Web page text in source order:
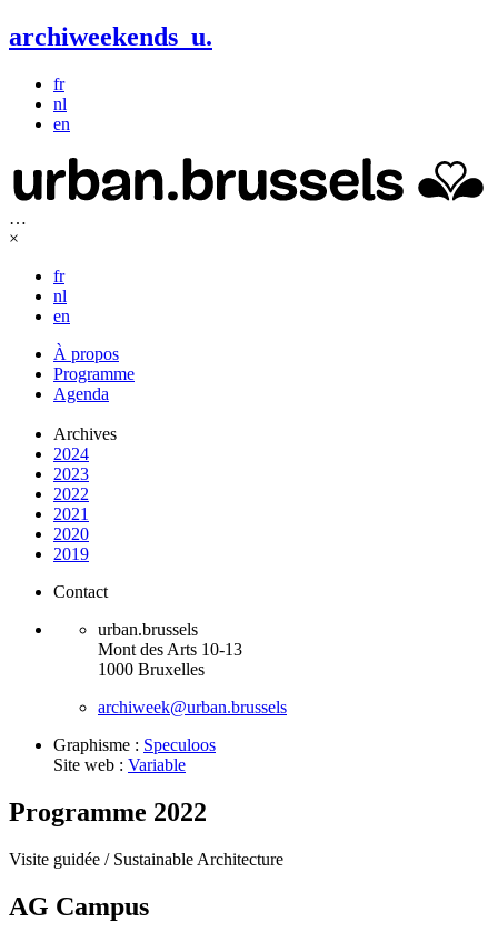
archiweekends u.
fr
nl
en
…
×
fr
nl
en
À propos
Programme
Agenda
Archives
2024
2023
2022
2021
2020
2019
Contact
urban.brussels
Mont des Arts 10-13
1000 Bruxelles
archiweek@urban.brussels
Graphisme : Speculoos
Site web : Variable
Programme 2022
Visite guidée / Sustainable Architecture
AG Campus